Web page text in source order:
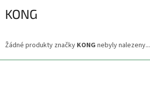
KONG
Žádné produkty značky KONG nebyly nalezeny...